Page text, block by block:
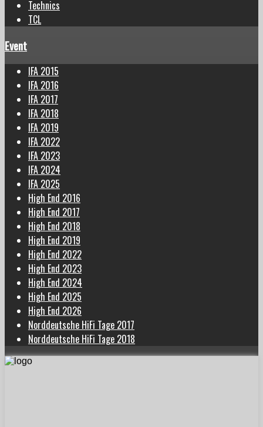
Technics
TCL
Event
IFA 2015
IFA 2016
IFA 2017
IFA 2018
IFA 2019
IFA 2022
IFA 2023
IFA 2024
IFA 2025
High End 2016
High End 2017
High End 2018
High End 2019
High End 2022
High End 2023
High End 2024
High End 2025
High End 2026
Norddeutsche HiFi Tage 2017
Norddeutsche HiFi Tage 2018